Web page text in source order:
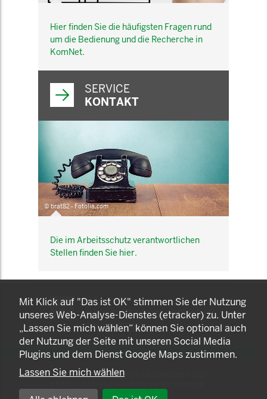
Hier finden Sie die häufigsten Fragen rund
um die Bedienung und die Recherche in
KomNet.
SERVICE
KONTAKT
© brat82 - Fotolia.com
Die im Arbeitsschutz verantwortlichen
Stellen finden Sie hier.
KOMNET
GUT BERATEN. GESUND
ARBEITEN.
© 2025 LANDESAMT FÜR GESUNDHEIT UND
Mit Klick auf "Das ist OK" stimmen Sie der Nutzung
unseres Web-Analyse-Dienstes (etracker) zu. Unter
„Lassen Sie mich wählen“ können Sie optional auch
der Nutzung der Seite mit unseren Social Media
Plugins und dem Dienst Google Maps zustimmen.
Lassen Sie mich wählen